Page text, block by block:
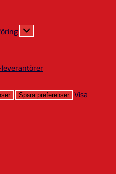
leverantörer
Spara preferenser
Visa